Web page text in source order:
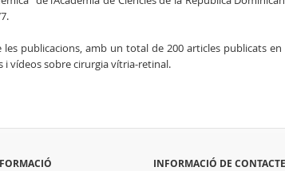
publicacions, amb un total de 200 articles publicats en
i vídeos sobre cirurgia vítria-retinal.
INFORMACIÓ DE CONTACTE